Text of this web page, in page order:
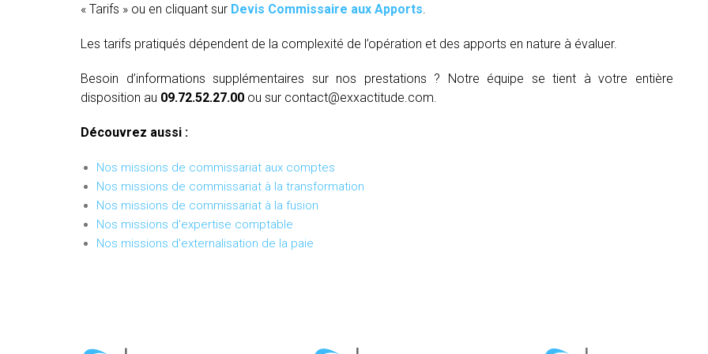
« Tarifs » ou en cliquant sur Devis Commissaire aux Apports.
Les tarifs pratiqués dépendent de la complexité de l’opération et des apports en nature à évaluer.
Besoin d’informations supplémentaires sur nos prestations ? Notre équipe se tient à votre entière
disposition au 09.72.52.27.00 ou sur contact@exxactitude.com.
Découvrez aussi :
Nos missions de commissariat aux comptes
Nos missions de commissariat à la transformation
Nos missions de commissariat à la fusion
Nos missions d'expertise comptable
Nos missions d'externalisation de la paie